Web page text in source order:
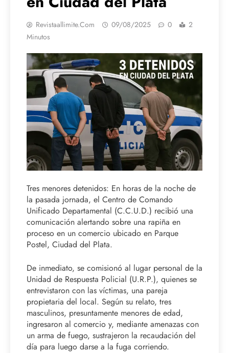
Revistaallimite.com 09/08/2025 0
2
Minutos
Tres menores detenidos: En horas de la noche de
la pasada jornada, el Centro de Comando
Unificado Departamental (C.C.U.D.) recibió una
comunicación alertando sobre una rapiña en
proceso en un comercio ubicado en Parque
Postel, Ciudad del Plata.
De inmediato, se comisionó al lugar personal de la
Unidad de Respuesta Policial (U.R.P.), quienes se
entrevistaron con las víctimas, una pareja
propietaria del local. Según su relato, tres
masculinos, presuntamente menores de edad,
ingresaron al comercio y, mediante amenazas con
un arma de fuego, sustrajeron la recaudación del
día para luego darse a la fuga corriendo.